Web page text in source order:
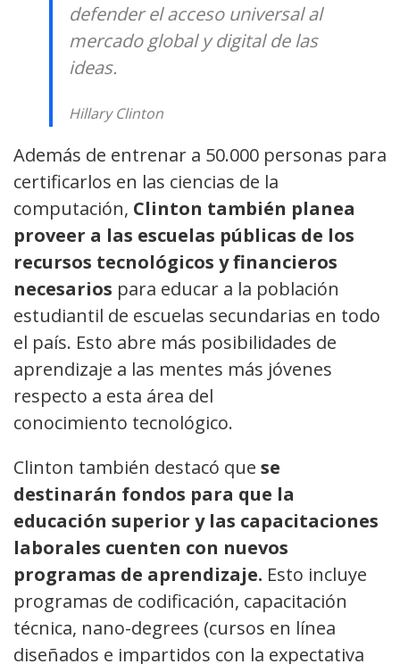
defender el acceso universal al
mercado global y digital de las
ideas.
Hillary Clinton
Además de entrenar a 50.000 personas para
certificarlos en las ciencias de la
computación, Clinton también planea
proveer a las escuelas públicas de los
recursos tecnológicos y financieros
necesarios para educar a la población
estudiantil de escuelas secundarias en todo
el país. Esto abre más posibilidades de
aprendizaje a las mentes más jóvenes
respecto a esta área del
conocimiento tecnológico.
Clinton también destacó que se
destinarán fondos para que la
educación superior y las capacitaciones
laborales cuenten con nuevos
programas de aprendizaje. Esto incluye
programas de codificación, capacitación
técnica, nano-degrees (cursos en línea
diseñados e impartidos con la expectativa